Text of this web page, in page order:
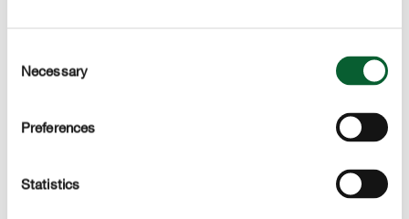
Selection
Necessary
Preferences
Statistics
Volgende takken mogen worden verwijderd of